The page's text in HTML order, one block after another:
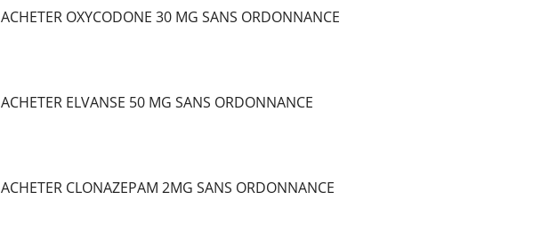
ACHETER OXYCODONE 30 MG SANS ORDONNANCE
ACHETER ELVANSE 50 MG SANS ORDONNANCE
ACHETER CLONAZEPAM 2MG SANS ORDONNANCE